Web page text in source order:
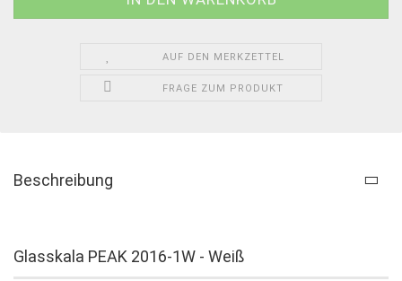
AUF DEN MERKZETTEL
FRAGE ZUM PRODUKT
Beschreibung
Glasskala PEAK 2016-1W - Weiß